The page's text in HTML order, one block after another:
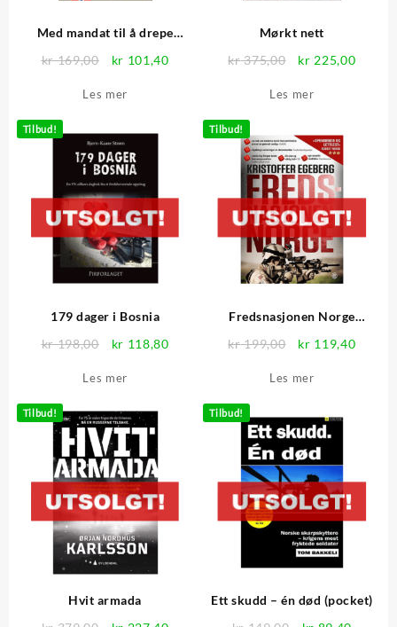
Med mandat til å drepe
kr169,00
Opprinnelig
var:
kr 101,40Nåværende
Les mer
Mørkt nett
kr375,00
Opprinnelig
var:
kr 225,00
Les mer
Tilbud!
179 dager i Bosnia
kr198,00
Opprinnelig
var:
kr 118,80Nåværende
Les mer
Tilbud!
Fredsnasjonen Norge
kr199,00
Opprinnelig
var:
kr 119,40
Les mer
Tilbud!
Hvit armada
Tilbud!
Ett skudd – én død (pocket)